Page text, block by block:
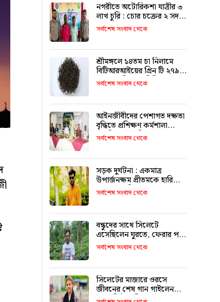
নগরীতে অটোরিকশা যাত্রীর ৩
লাখ চুরি : চোর চক্রের ২ সদস্য
আটক
সর্বশেষ সংবাদ থেকে
শ্রীমঙ্গলে ১৪তম চা নিলামে
বিটিআরআইয়ের গ্রিন টি ২৭৯০
টাকা কেজি দরে বিক্রি
সর্বশেষ সংবাদ থেকে
আইনজীবীদের পেশাগত দক্ষতা
বৃদ্ধিতে প্রশিক্ষণ কর্মশালা
অপরিহার্য: এমপি এমরান
আহমদ চৌধুরী
সর্বশেষ সংবাদ থেকে
সড়ক দুর্ঘটনা : একমাত্র
উপার্জনক্ষম প্রীতমকে হারিয়ে
বাকরুদ্ধ পরিবার
সর্বশেষ সংবাদ থেকে
বন্ধুদের সাথে সিলেটে
এসেছিলেন ঘুরতে, ফেরার পথে
দুর্ঘটনায় মারা যান সাইফুল
সর্বশেষ সংবাদ থেকে
সিলেটের মাজারে ওরসে
জীবনের শেষ গান গাইলেন
পেহেলি ভৈরবী